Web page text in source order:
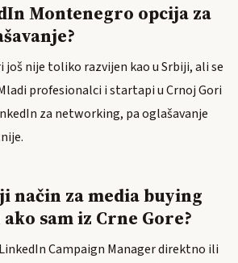
Montenegro opcija za
još nije toliko razvijen kao u Srbiji, ali se
profesionalci i startapi u Crnoj Gori
za networking, pa oglašavanje
način za media buying
sam iz Crne Gore?
Campaign Manager direktno ili